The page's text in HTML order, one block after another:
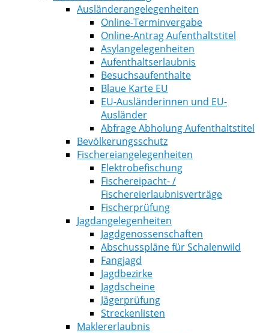
Ausländerangelegenheiten
Online-Terminvergabe
Online-Antrag Aufenthaltstitel
Asylangelegenheiten
Aufenthaltserlaubnis
Besuchsaufenthalte
Blaue Karte EU
EU-Ausländerinnen und EU-
Ausländer
Abfrage Abholung Aufenthaltstitel
Bevölkerungsschutz
Fischereiangelegenheiten
Elektrobefischung
Fischereipacht- /
Fischereierlaubnisverträge
Fischerprüfung
Jagdangelegenheiten
Jagdgenossenschaften
Abschusspläne für Schalenwild
Fangjagd
Jagdbezirke
Jagdscheine
Jägerprüfung
Streckenlisten
Maklererlaubnis